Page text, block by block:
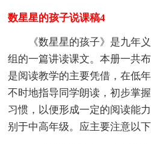
数星星的孩子说课稿4
《数星星的孩子》是九年义
组的一篇讲读课文。本册一共
是阅读教学的主要凭借，在低
不时地指导同学朗读，初步掌
习惯，以便形成一定的阅读能
别于中高年级。应主要注意以下